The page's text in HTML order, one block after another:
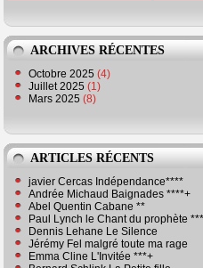
ARCHIVES RÉCENTES
Octobre 2025 (4)
Juillet 2025 (1)
Mars 2025 (8)
ARTICLES RÉCENTS
javier Cercas Indépendance****
Andrée Michaud Baignades ****+
Abel Quentin Cabane **
Paul Lynch le Chant du prophète
Dennis Lehane Le Silence
Jérémy Fel malgré toute ma rage
Emma Cline L'Invitée ***+